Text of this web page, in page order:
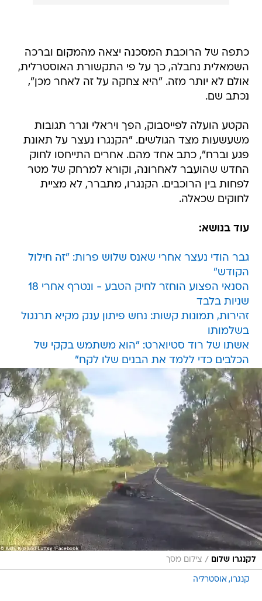
כתפה של הרוכבת המסכנה יצאה מהמקום וברכה
השמאלית נחבלה, כך על פי התקשורת האוסטרלית,
אולם לא יותר מזה. "היא צחקה על זה לאחר מכן",
נכתב שם.
הקטע הועלה לפייסבוק, הפך ויראלי וגרר תגובות
משעשעות מצד הגולשים. "הקנגרו נעצר על תאונת
פגע וברח", כתב אחד מהם. אחרים התייחסו לחוק
החדש שהועבר לאחרונה, וקורא למרחק של מטר
לפחות בין הרוכבים. הקנגרו, מתברר, לא מציית
לחוקים שכאלה.
עוד בנושא:
גבר הודי נעצר אחרי שאנס שלוש פרות: "זה חילול
הקודש"
הסנאי הפצוע הוחזר לחיק הטבע - ונטרף אחרי 18
שניות בלבד
זהירות, תמונות קשות: נחש פיתון ענק מקיא תרנגול
בשלמותו
אשתו של רוד סטיוארט: "הוא משתמש בקקי של
הכלבים כדי ללמד את הבנים שלו לקח"
לקנגרו שלום / צילום מסך
קנגרו אוסטרליה